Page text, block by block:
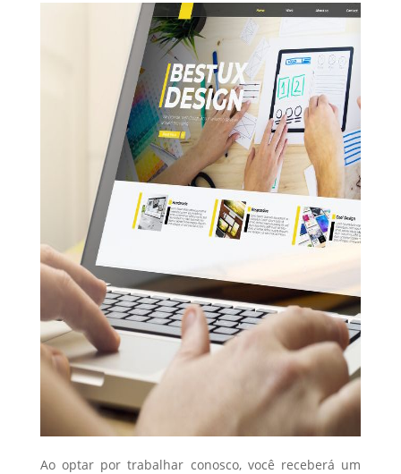
Ao optar por trabalhar conosco, você receberá um